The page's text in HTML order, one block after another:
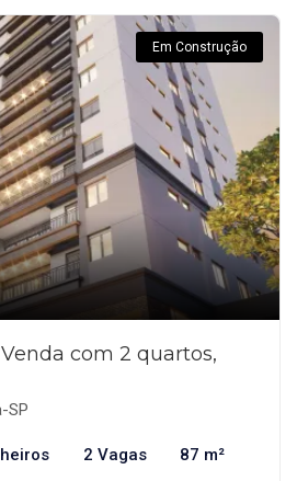
Em Construção
com 2 quartos,
SP
2 Vagas 87 m²